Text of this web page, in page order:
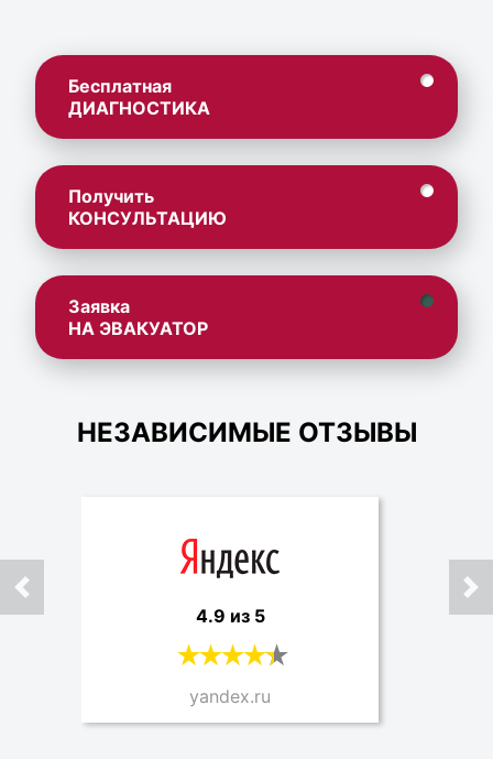
Бесплатная
ДИАГНОСТИКА
Получить
КОНСУЛЬТАЦИЮ
Заявка
НА ЭВАКУАТОР
НЕЗАВИСИМЫЕ ОТЗЫВЫ
4.9 из 5
yandex.ru